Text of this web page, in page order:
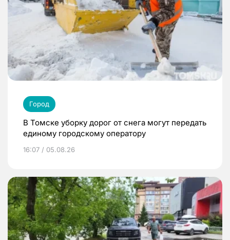
Город
В Томске уборку дорог от снега могут передать
единому городскому оператору
16:07 / 05.08.26